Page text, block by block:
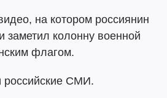
на котором россиянин
заметил колонну военной
флагом.
СМИ.